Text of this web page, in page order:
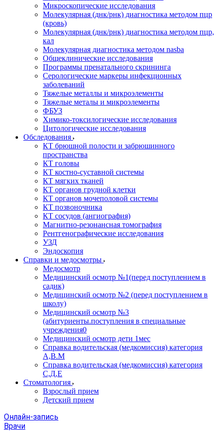
Микроскопические исследования
Молекулярная (днк/рнк) диагностика методом пцр
(кровь)
Молекулярная (днк/рнк) диагностика методом пцр,
кал
Молекулярная диагностика методом nasba
Общеклинические исследования
Программы пренатального скрининга
Серологические маркеры инфекционных
заболеваний
Тяжелые металлы и микроэлементы
Тяжелые металы и микроэлементы
ФБУЗ
Химико-токсилогические исследования
Цитологические исследования
Обследования
КТ брюшной полости и забрюшинного
пространства
КТ головы
КТ костно-суставной системы
КТ мягких тканей
КТ органов грудной клетки
КТ органов мочеполовой системы
КТ позвоночника
КТ сосудов (ангиография)
Магнитно-резонансная томография
Рентгенографические исследования
УЗД
Эндоскопия
Справки и медосмотры
Медосмотр
Медицинский осмотр №1(перед поступлением в
садик)
Медицинский осмотр №2 (перед поступлением в
школу)
Медицинский осмотр №3
(абитуриенты.поступления в специальные
учреждения0
Медицинский осмотр дети 1мес
Справка водительская (медкомиссия) категория
А,В.М
Справка водительская (медкомиссия) категория
С,Д,Е
Стоматология
Взрослый прием
Детский прием
Онлайн-запись
Врачи